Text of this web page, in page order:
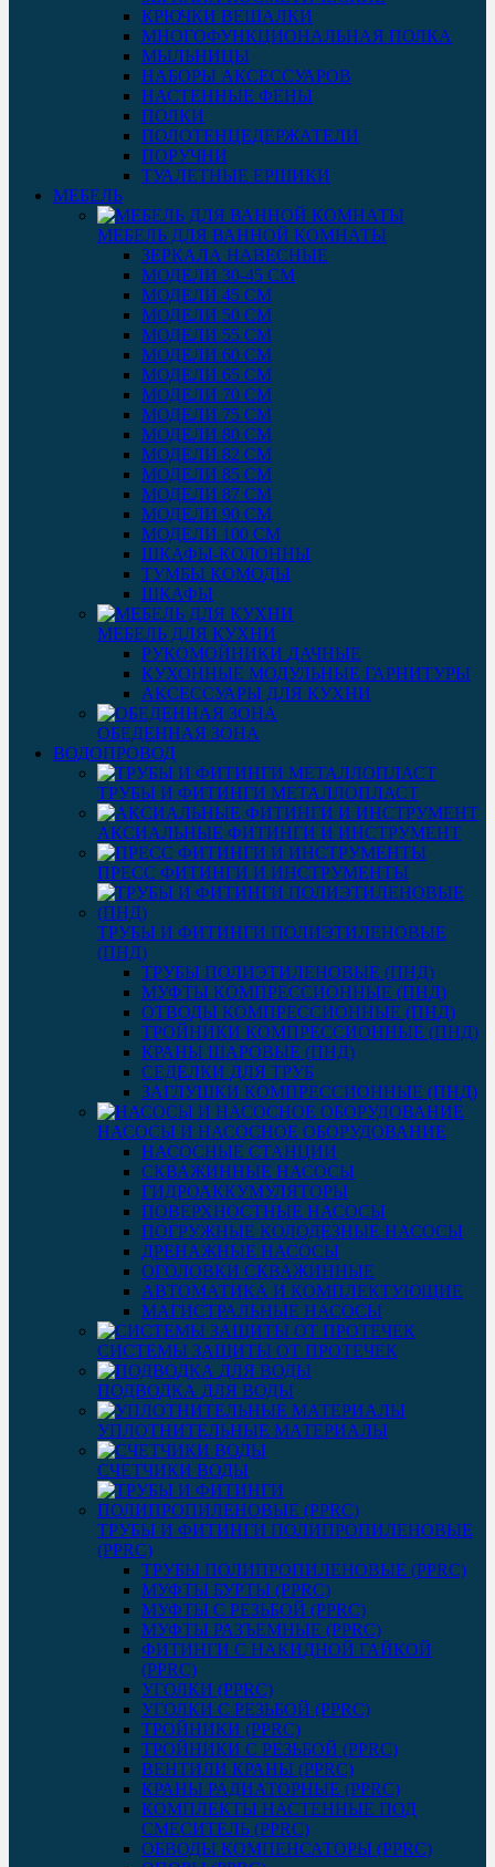
КРЮЧКИ ВЕШАЛКИ
МНОГОФУНКЦИОНАЛЬНАЯ ПОЛКА
МЫЛЬНИЦЫ
НАБОРЫ АКСЕССУАРОВ
НАСТЕННЫЕ ФЕНЫ
ПОЛКИ
ПОЛОТЕНЦЕДЕРЖАТЕЛИ
ПОРУЧНИ
ТУАЛЕТНЫЕ ЕРШИКИ
МЕБЕЛЬ
МЕБЕЛЬ ДЛЯ ВАННОЙ КОМНАТЫ
ЗЕРКАЛА НАВЕСНЫЕ
МОДЕЛИ 30-45 СМ
МОДЕЛИ 45 СМ
МОДЕЛИ 50 СМ
МОДЕЛИ 55 СМ
МОДЕЛИ 60 СМ
МОДЕЛИ 65 СМ
МОДЕЛИ 70 СМ
МОДЕЛИ 75 СМ
МОДЕЛИ 80 СМ
МОДЕЛИ 82 СМ
МОДЕЛИ 85 СМ
МОДЕЛИ 87 СМ
МОДЕЛИ 90 СМ
МОДЕЛИ 100 СМ
ШКАФЫ-КОЛОННЫ
ТУМБЫ КОМОДЫ
ШКАФЫ
МЕБЕЛЬ ДЛЯ КУХНИ
РУКОМОЙНИКИ ДАЧНЫЕ
КУХОННЫЕ МОДУЛЬНЫЕ ГАРНИТУРЫ
АКСЕССУАРЫ ДЛЯ КУХНИ
ОБЕДЕННАЯ ЗОНА
ВОДОПРОВОД
ТРУБЫ И ФИТИНГИ МЕТАЛЛОПЛАСТ
АКСИАЛЬНЫЕ ФИТИНГИ И ИНСТРУМЕНТ
ПРЕСС ФИТИНГИ И ИНСТРУМЕНТЫ
ТРУБЫ И ФИТИНГИ ПОЛИЭТИЛЕНОВЫЕ
(ПНД)
ТРУБЫ ПОЛИЭТИЛЕНОВЫЕ (ПНД)
МУФТЫ КОМПРЕССИОННЫЕ (ПНД)
ОТВОДЫ КОМПРЕССИОННЫЕ (ПНД)
ТРОЙНИКИ КОМПРЕССИОННЫЕ (ПНД)
КРАНЫ ШАРОВЫЕ (ПНД)
СЕДЕЛКИ ДЛЯ ТРУБ
ЗАГЛУШКИ КОМПРЕССИОННЫЕ (ПНД)
НАСОСЫ И НАСОСНОЕ ОБОРУДОВАНИЕ
НАСОСНЫЕ СТАНЦИИ
СКВАЖИННЫЕ НАСОСЫ
ГИДРОАККУМУЛЯТОРЫ
ПОВЕРХНОСТНЫЕ НАСОСЫ
ПОГРУЖНЫЕ КОЛОДЕЗНЫЕ НАСОСЫ
ДРЕНАЖНЫЕ НАСОСЫ
ОГОЛОВКИ СКВАЖИННЫЕ
АВТОМАТИКА И КОМПЛЕКТУЮЩИЕ
МАГИСТРАЛЬНЫЕ НАСОСЫ
СИСТЕМЫ ЗАЩИТЫ ОТ ПРОТЕЧЕК
ПОДВОДКА ДЛЯ ВОДЫ
УПЛОТНИТЕЛЬНЫЕ МАТЕРИАЛЫ
СЧЕТЧИКИ ВОДЫ
ТРУБЫ И ФИТИНГИ ПОЛИПРОПИЛЕНОВЫЕ
(PPRC)
ТРУБЫ ПОЛИПРОПИЛЕНОВЫЕ (PPRC)
МУФТЫ БУРТЫ (PPRC)
МУФТЫ C РЕЗЬБОЙ (PPRC)
МУФТЫ РАЗЪЕМНЫЕ (PPRC)
ФИТИНГИ С НАКИДНОЙ ГАЙКОЙ
(PPRC)
УГОЛКИ (PPRC)
УГОЛКИ С РЕЗЬБОЙ (PPRC)
ТРОЙНИКИ (PPRC)
ТРОЙНИКИ С РЕЗЬБОЙ (PPRC)
ВЕНТИЛИ КРАНЫ (PPRC)
КРАНЫ РАДИАТОРНЫЕ (PPRC)
КОМПЛЕКТЫ НАСТЕННЫЕ ПОД
СМЕСИТЕЛЬ (PPRC)
ОБВОДЫ КОМПЕНСАТОРЫ (PPRC)